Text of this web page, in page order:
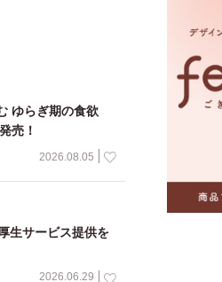
ゆらぎ期の食欲
売！
2026.08.05
生サービス提供を
2026.06.29